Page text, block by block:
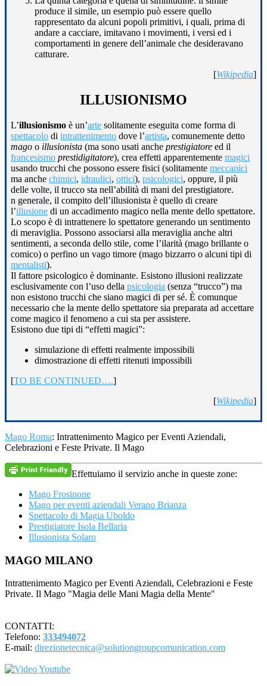
produce il simile, un esempio può essere quello
rappresentato da alcuni popoli primitivi, i quali, prima di
andare a cacciare, imitavano i movimenti, i versi ed i
comportamenti in genere dell’animale che desideravano
catturare.
[Wikipedia]
ILLUSIONISMO
L’illusionismo è un’arte solitamente eseguita come forma di
spettacolo di intrattenimento dove l’artista, comunemente detto
mago o illusionista (ma sono usati anche prestigiatore ed il
francesismo prestidigitatore), crea effetti apparentemente magici
usando trucchi che possono essere fisici (solitamente meccanici
ma anche chimici, idraulici, ottici), psicologici, oppure, il più
delle volte, il trucco sta nell’abilità di mani del prestigiatore.
n generale, il compito dell’illusionista è quello di creare
l’illusione di un accadimento magico nella mente dello spettatore.
Lo scopo è di intrattenere lo spettatore generando un sentimento
di meraviglia. Possono associarsi alla meraviglia anche altri
sentimenti, a seconda dello stile, come l’ilarità (mago brillante o
comico) o perfino un vago timore (mago bizzarro o alcuni tipi di
mentalisti).
Il fattore psicologico è dominante. Esistono illusioni realizzate
esclusivamente con l’uso della psicologia (senza “trucco”) ma
non esistono trucchi che siano magici di per sé. È comunque
necessario che la mente dello spettatore sia preparata ad accettare
come magico il fenomeno a cui sta per assistere.
Esistono due tipi di “effetti magici”:
simulazione di effetti realmente impossibili
dimostrazione di effetti ritenuti impossibili
[TO BE CONTINUED….]
[Wikipedia]
Mago Roma: Intrattenimento Magico per Eventi Aziendali,
Celebrazioni e Feste Private. Il Mago
Effettuiamo il servizio anche in queste zone:
Mago Frosinone
Mago per eventi aziendali Verano Brianza
Spettacolo di Magia Uboldo
Prestigiatore Isola Bellaria
Illusionista Solaro
Footer
MAGO MILANO
Intrattenimento Magico per Eventi Aziendali, Celebrazioni e Feste
Private. Il Mago "Magia delle Mani Magia della Mente"
CONTATTI:
Telefono: 333494072
E-mail: direzionetecnica@solutiongroupcomunication.com